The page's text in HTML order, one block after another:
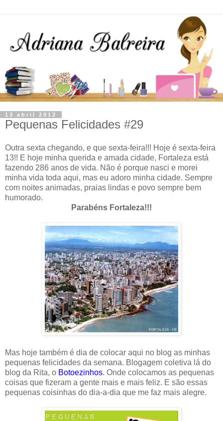
13 abril 2012
Pequenas Felicidades #29
Outra sexta chegando, e que sexta-feira!!! Hoje é sexta-feira
13!! E hoje minha querida e amada cidade, Fortaleza está
fazendo 286 anos de vida. Não é porque nasci e morei
minha vida toda aqui, mas eu adoro minha cidade. Sempre
com noites animadas, praias lindas e povo sempre bem
humorado.
Parabéns Fortaleza!!!
Mas hoje também é dia de colocar aqui no blog as minhas
pequenas felicidades da semana. Blogagem coletiva lá do
blog da Rita, o Botoezinhos. Onde colocamos as pequenas
coisas que fizeram a gente mais e mais feliz. E são essas
pequenas coisinhas do dia-a-dia que me faz mais alegre.